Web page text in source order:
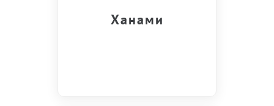
Ханами